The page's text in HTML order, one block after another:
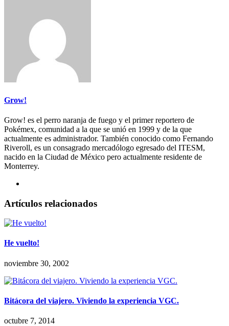
Grow!
Grow! es el perro naranja de fuego y el primer reportero de
Pokémex, comunidad a la que se unió en 1999 y de la que
actualmente es administrador. También conocido como Fernando
Riveroll, es un consagrado mercadólogo egresado del ITESM,
nacido en la Ciudad de México pero actualmente residente de
Monterrey.
Artículos relacionados
He vuelto!
noviembre 30, 2002
Bitácora del viajero. Viviendo la experiencia VGC.
octubre 7, 2014